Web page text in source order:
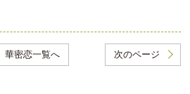
次のページ
華密恋一覧へ